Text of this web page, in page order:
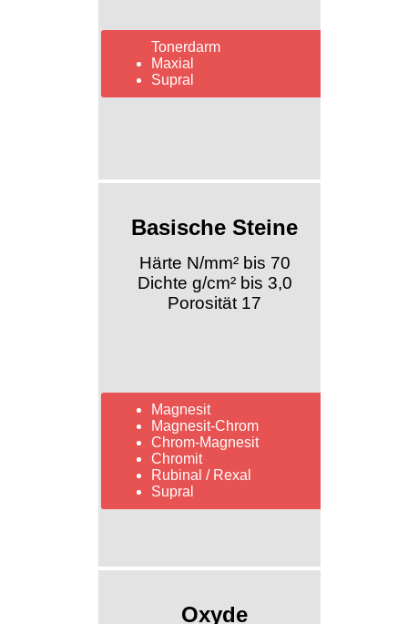
Tonerdarm
Maxial
Supral
Basische Steine
Härte N/mm² bis 70
Dichte g/cm² bis 3,0
Porosität 17
Magnesit
Magnesit-Chrom
Chrom-Magnesit
Chromit
Rubinal / Rexal
Supral
Oxyde